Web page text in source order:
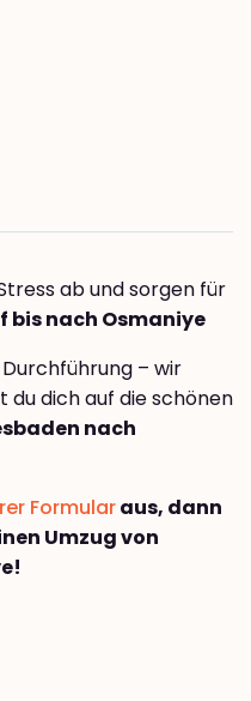
ab und sorgen für
bis nach Osmaniye
– wir
du dich auf die schönen
nach
Formularaus, dann
Umzug von